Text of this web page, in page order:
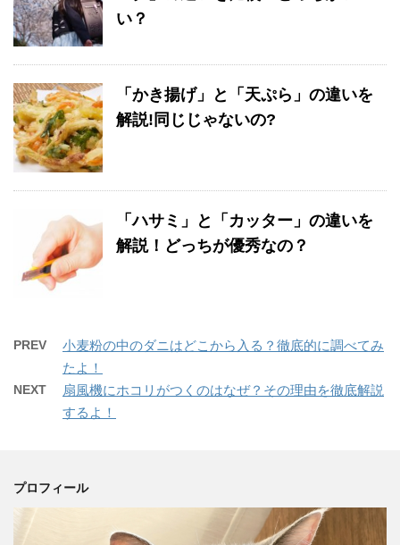
い？
「かき揚げ」と「天ぷら」の違いを
解説!同じじゃないの?
「ハサミ」と「カッター」の違いを
解説！どっちが優秀なの？
PREV
小麦粉の中のダニはどこから入る？徹底的に調べてみ
たよ！
NEXT
扇風機にホコリがつくのはなぜ？その理由を徹底解説
するよ！
プロフィール